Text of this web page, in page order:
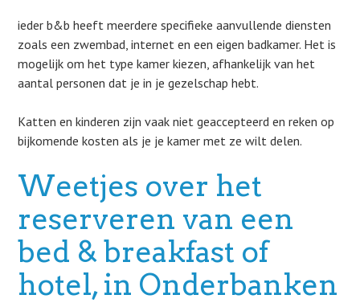
ieder b&b heeft meerdere specifieke aanvullende diensten
zoals een zwembad, internet en een eigen badkamer. Het is
mogelijk om het type kamer kiezen, afhankelijk van het
aantal personen dat je in je gezelschap hebt.
Katten en kinderen zijn vaak niet geaccepteerd en reken op
bijkomende kosten als je je kamer met ze wilt delen.
Weetjes over het
reserveren van een
bed & breakfast of
hotel, in Onderbanken